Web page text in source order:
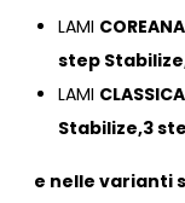
LAMI
step
LAMI CLASSICA
Stabilize,3
e nelle varianti